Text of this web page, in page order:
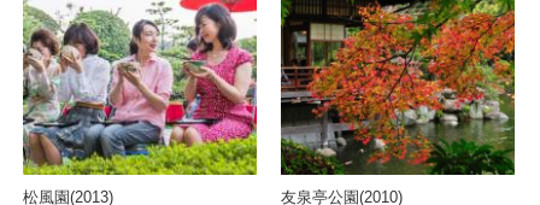
松風園(2013) 友泉亭公園(2010)